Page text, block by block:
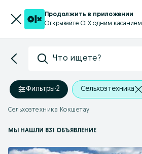
Продолжить в приложении
Открывайте OLX одним касанием
Что ищете?
Фильтры·2 Сельхозтехника
Сельхозтехника Кокшетау
МЫ НАШЛИ 831 ОБЪЯВЛЕНИЕ